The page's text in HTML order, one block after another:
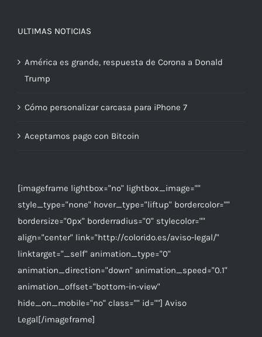
ULTIMAS NOTICIAS
América es grande, respuesta de Corona a Donald
Trump
Cómo personalizar carcasa para iPhone 7
Aceptamos pago con Bitcoin
[imageframe lightbox="no" lightbox_image=""
style_type="none" hover_type="liftup" bordercolor=""
bordersize="0px" borderradius="0" stylecolor=""
align="center" link="http://colorido.es/aviso-legal/"
linktarget="_self" animation_type="0"
animation_direction="down" animation_speed="0.1"
animation_offset="bottom-in-view"
hide_on_mobile="no" class="" id=""] Aviso
Legal[/imageframe]